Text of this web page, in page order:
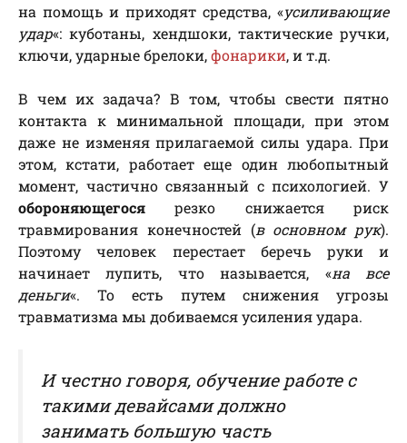
на помощь и приходят средства, «усиливающие
удар«: куботаны, хендшоки, тактические ручки,
ключи, ударные брелоки,фонарики, и т.д.
В чем их задача? В том, чтобы свести пятно
контакта к минимальной площади, при этом
даже не изменяя прилагаемой силы удара. При
этом, кстати, работает еще один любопытный
момент, частично связанный с психологией. У
обороняющегося резко снижается риск
травмирования конечностей (в основном рук).
Поэтому человек перестает беречь руки и
начинает лупить, что называется, «на все
деньги«. То есть путем снижения угрозы
травматизма мы добиваемся усиления удара.
И честно говоря, обучение работе с
такими девайсами должно
занимать большую часть